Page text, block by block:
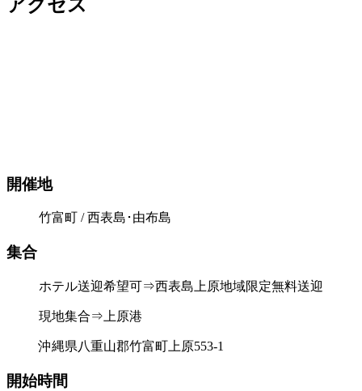
アクセス
開催地
竹富町 / 西表島･由布島
集合
ホテル送迎希望可⇒西表島上原地域限定無料送迎
現地集合⇒上原港
沖縄県八重山郡竹富町上原553-1
開始時間